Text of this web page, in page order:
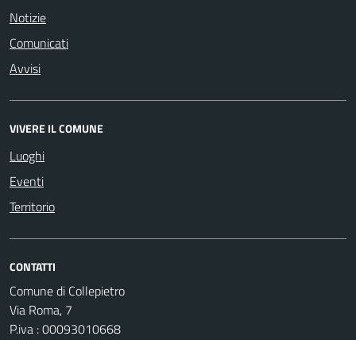
Notizie
Comunicati
Avvisi
VIVERE IL COMUNE
Luoghi
Eventi
Territorio
CONTATTI
Comune di Collepietro
Via Roma, 7
P.iva : 00093010668